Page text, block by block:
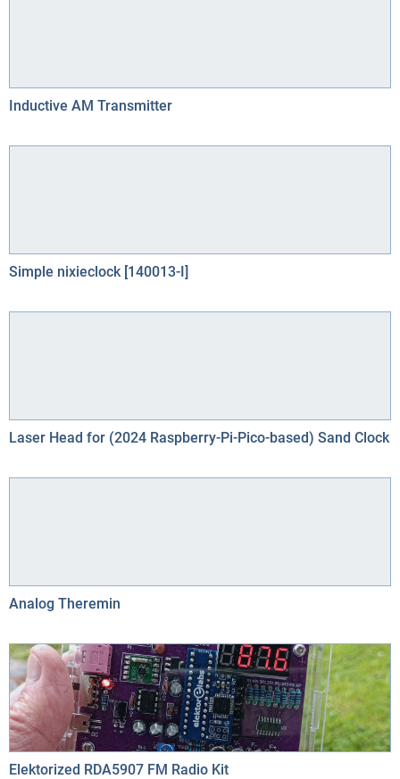
Inductive AM Transmitter
Simple nixieclock [140013-I]
Laser Head for (2024 Raspberry-Pi-Pico-based) Sand Clock
Analog Theremin
Elektorized RDA5907 FM Radio Kit